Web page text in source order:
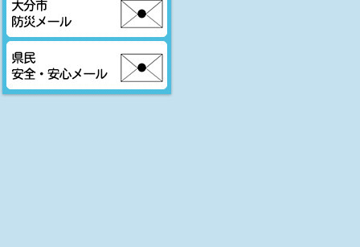
大分市防災メール
県民安全・安心メール